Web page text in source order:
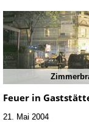
Feuer in
21. Mai 2004